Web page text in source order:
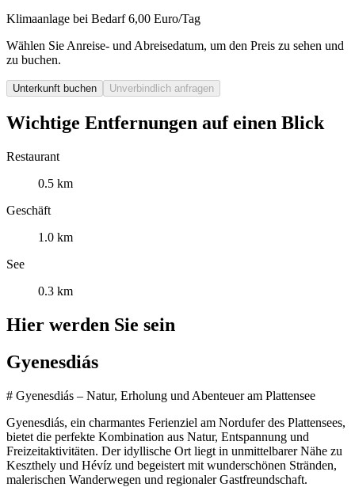
Klimaanlage bei Bedarf 6,00 Euro/Tag
Wählen Sie Anreise- und Abreisedatum, um den Preis zu sehen und
zu buchen.
Unterkunft buchen Unverbindlich anfragen
Wichtige Entfernungen auf einen Blick
Restaurant
0.5 km
Geschäft
1.0 km
See
0.3 km
Hier werden Sie sein
Gyenesdiás
# Gyenesdiás – Natur, Erholung und Abenteuer am Plattensee
Gyenesdiás, ein charmantes Ferienziel am Nordufer des Plattensees,
bietet die perfekte Kombination aus Natur, Entspannung und
Freizeitaktivitäten. Der idyllische Ort liegt in unmittelbarer Nähe zu
Keszthely und Hévíz und begeistert mit wunderschönen Stränden,
malerischen Wanderwegen und regionaler Gastfreundschaft.